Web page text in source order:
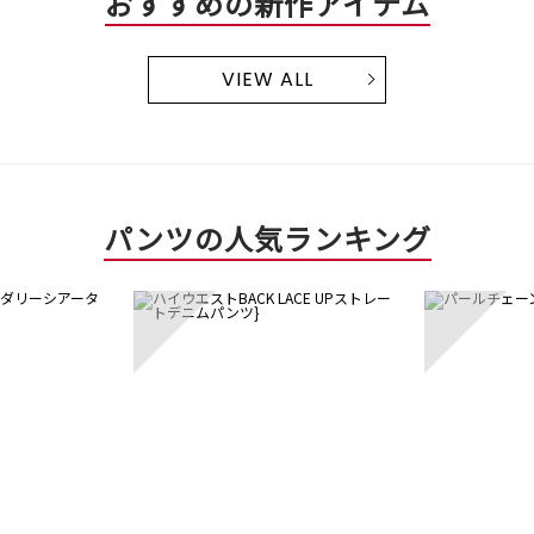
VIEW ALL
パンツの人気ランキング
3